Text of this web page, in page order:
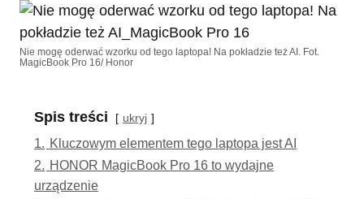
Nie mogę oderwać wzorku od tego laptopa! Na pokładzie też AI. Fot.
MagicBook Pro 16/ Honor
Spis treści ukryj
1. Kluczowym elementem tego laptopa jest AI
2. HONOR MagicBook Pro 16 to wydajne
urządzenie